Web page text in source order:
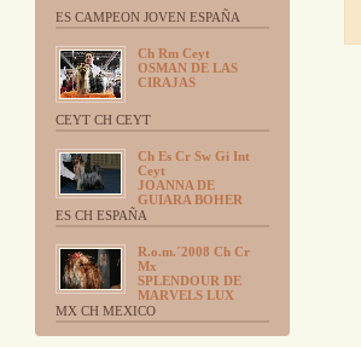
ES CAMPEON JOVEN ESPAÑA
Ch Rm Ceyt
OSMAN DE LAS
CIRAJAS
CEYT CH CEYT
Ch Es Cr Sw Gi Int
Ceyt
JOANNA DE
GUIARA BOHER
ES CH ESPAÑA
R.o.m.´2008 Ch Cr
Mx
SPLENDOUR DE
MARVELS LUX
MX CH MEXICO